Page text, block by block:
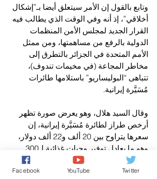
وتابع بالقول إن الأمر سيتعلق أيضا بـ”إشكال
أخلاقي”، إذ أنه وفي الوقت الذي يطالب فيه
القرار الجديد لمجلس الأمن المنظمات
الدولية بالرفع من مساهمتها، ومن ممثل
الأمم المتحدة في الجزائر بالتطرق إلى
مخاطر المجاعة (في مخيمات تندوف)،
تتباهى “البوليساريو” باستلامها طائرات
مُسَيَّرة إيرانية.
وقال السيد هلال، وهو يعرض صورة تظهر
أرخص طراز لطائرة مُسَيَّرة إيرانية، إن
سعرها يتراوح بين 20 ألف و22 ألف دولار،
شخص لمدة عام، وخدمات طبية لـ500
شخص، بالإضافة إلى تعليم سنوي لـ120
Facebook YouTube Twitter